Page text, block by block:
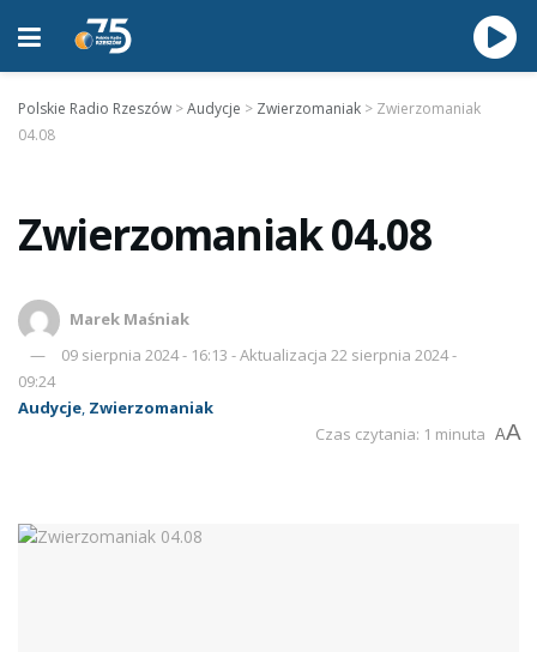
Polskie Radio Rzeszów >Audycje > Zwierzomaniak > Zwierzomaniak
04.08
Zwierzomaniak 04.08
Marek Maśniak
09 sierpnia 2024 - 16:13 - Aktualizacja 22 sierpnia 2024 -
09:24
Audycje, Zwierzomaniak
Czas czytania: 1 minuta AA